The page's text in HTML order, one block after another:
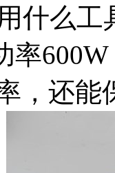
什么
率
，还能